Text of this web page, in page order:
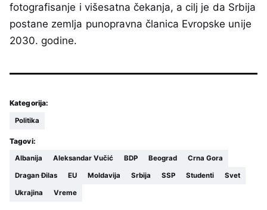
fotografisanje i višesatna čekanja, a cilj je da Srbija
postane zemlja punopravna članica Evropske unije
2030. godine.
Kategorija:
Politika
Tagovi:
Albanija Aleksandar Vučić BDP Beograd Crna Gora
Dragan Đilas EU Moldavija Srbija SSP Studenti Svet
Ukrajina Vreme